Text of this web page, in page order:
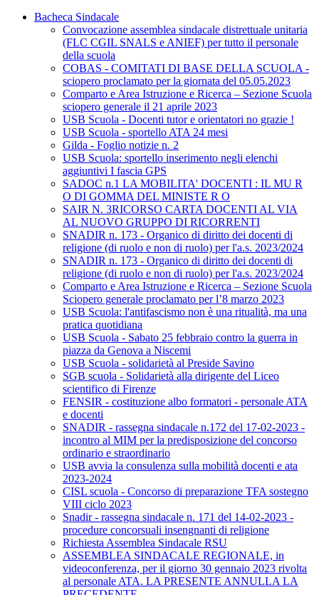
Bacheca Sindacale
Convocazione assemblea sindacale distrettuale unitaria
(FLC CGIL SNALS e ANIEF) per tutto il personale
della scuola
COBAS - COMITATI DI BASE DELLA SCUOLA -
sciopero proclamato per la giornata del 05.05.2023
Comparto e Area Istruzione e Ricerca – Sezione Scuola
sciopero generale il 21 aprile 2023
USB Scuola - Docenti tutor e orientatori no grazie !
USB Scuola - sportello ATA 24 mesi
Gilda - Foglio notizie n. 2
USB Scuola: sportello inserimento negli elenchi
aggiuntivi I fascia GPS
SADOC n.1 LA MOBILITA' DOCENTI : IL MU R
O DI GOMMA DEL MINISTE R O
SAIR N. 3RICORSO CARTA DOCENTI AL VIA
AL NUOVO GRUPPO DI RICORRENTI
SNADIR n. 173 - Organico di diritto dei docenti di
religione (di ruolo e non di ruolo) per l'a.s. 2023/2024
SNADIR n. 173 - Organico di diritto dei docenti di
religione (di ruolo e non di ruolo) per l'a.s. 2023/2024
Comparto e Area Istruzione e Ricerca – Sezione Scuola
Sciopero generale proclamato per l’8 marzo 2023
USB Scuola: l'antifascismo non è una ritualità, ma una
pratica quotidiana
USB Scuola - Sabato 25 febbraio contro la guerra in
piazza da Genova a Niscemi
USB Scuola - solidarietà al Preside Savino
SGB scuola - Solidarietà alla dirigente del Liceo
scientifico di Firenze
FENSIR - costituzione albo formatori - personale ATA
e docenti
SNADIR - rassegna sindacale n.172 del 17-02-2023 -
incontro al MIM per la predisposizione del concorso
ordinario e straordinario
USB avvia la consulenza sulla mobilità docenti e ata
2023-2024
CISL scuola - Concorso di preparazione TFA sostegno
VIII ciclo 2023
Snadir - rassegna sindacale n. 171 del 14-02-2023 -
procedure concorsuali insengnanti di religione
Richiesta Assemblea Sindacale RSU
ASSEMBLEA SINDACALE REGIONALE, in
videoconferenza, per il giorno 30 gennaio 2023 rivolta
al personale ATA. LA PRESENTE ANNULLA LA